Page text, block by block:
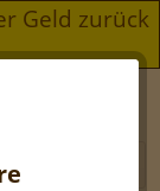
Geld zurück